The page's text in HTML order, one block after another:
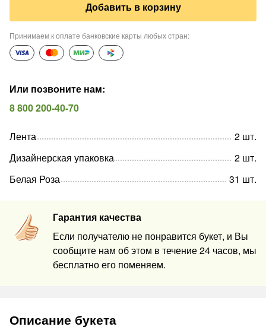
Добавить в корзину
Принимаем к оплате банковские карты любых стран:
Или позвоните нам:
8 800 200-40-70
Гарантия качества
Если получателю не понравится букет, и Вы
сообщите нам об этом в течение 24 часов, мы
бесплатно его поменяем.
Лента 2 шт.
Дизайнерская упаковка
2 шт.
Белая Роза
31 шт.
Описание букета